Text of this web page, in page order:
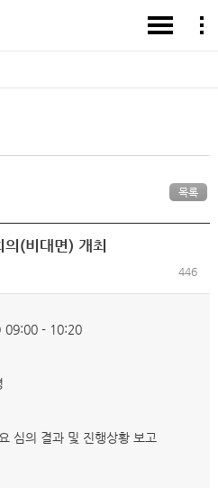
목록
(비대면) 개최
446
09:00 - 10:20
심의 결과 및 진행상황 보고